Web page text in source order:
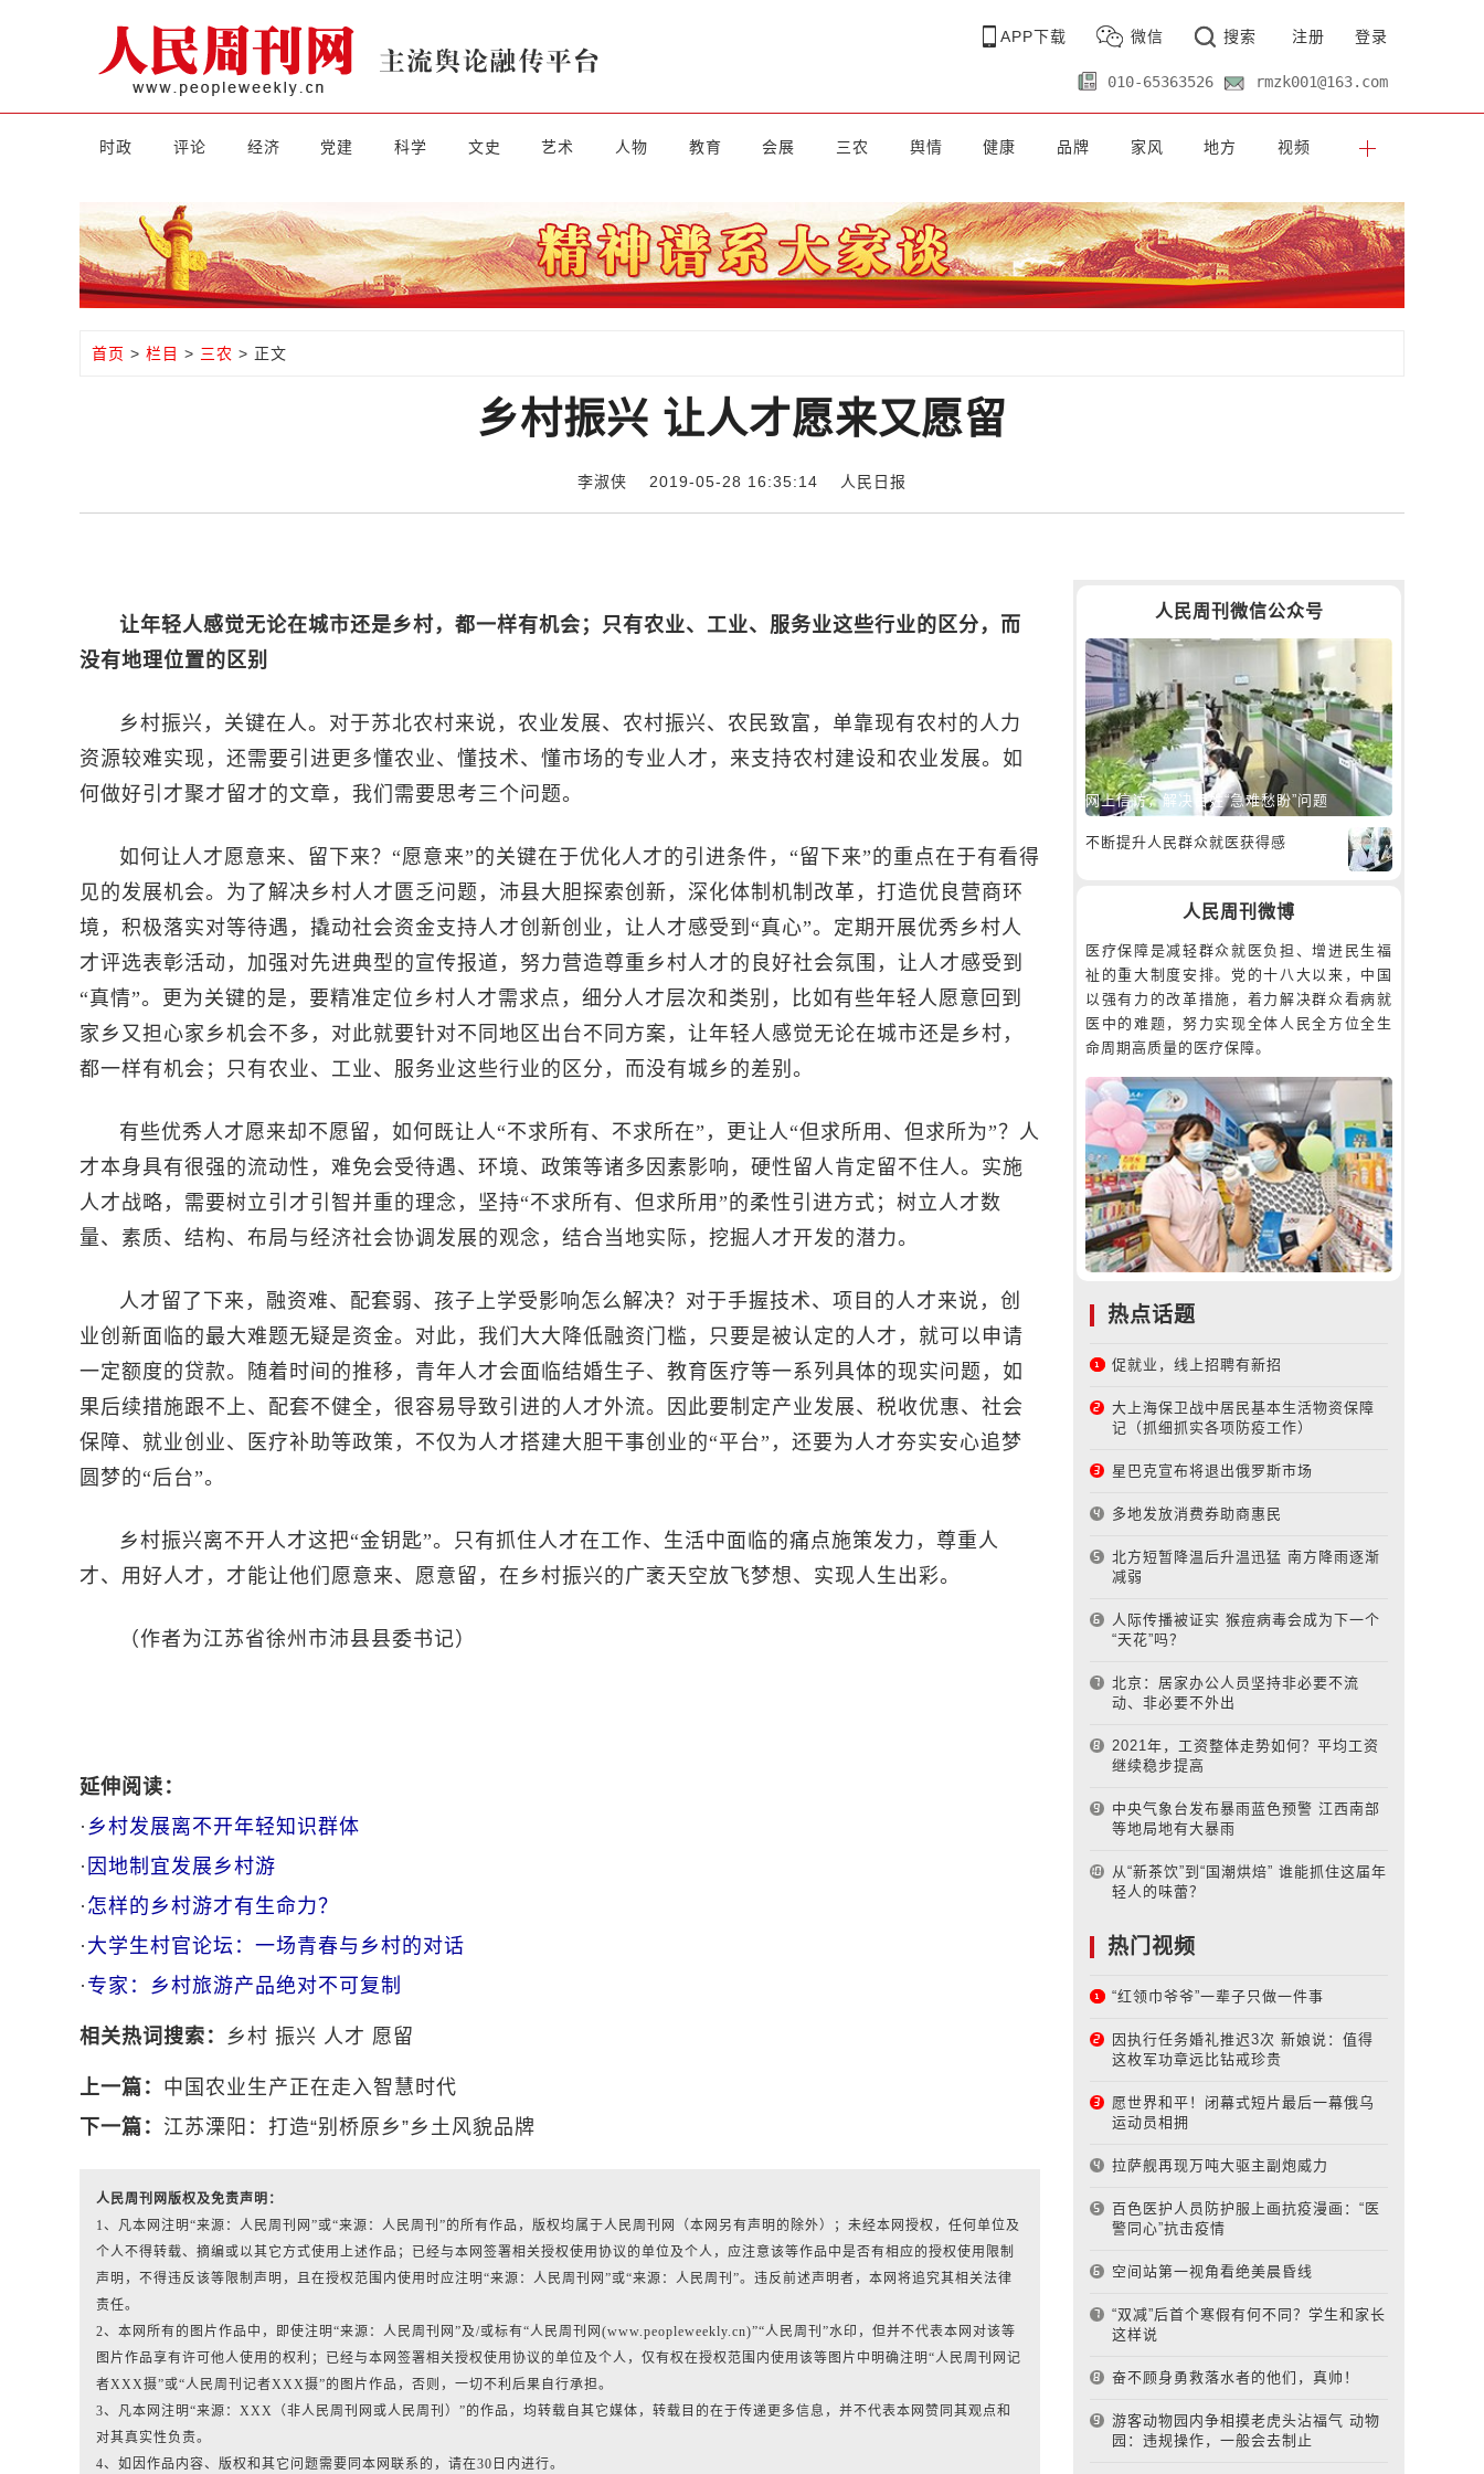
APP下载 微信 搜索 注册 登录
010-65363526 rmzk001@163.com
时政 评论 经济 党建 科学 文史 艺术 人物 教育 会展 三农 舆情 健康 品牌 家风 地方 视频
首页 > 栏目 > 三农 > 正文
乡村振兴 让人才愿来又愿留
李淑侠 2019-05-28 16:35:14 人民日报
让年轻人感觉无论在城市还是乡村，都一样有机会；只有农业、工业、服务业这些行业的区分，而
没有地理位置的区别
乡村振兴，关键在人。对于苏北农村来说，农业发展、农村振兴、农民致富，单靠现有农村的人力
资源较难实现，还需要引进更多懂农业、懂技术、懂市场的专业人才，来支持农村建设和农业发展。如
何做好引才聚才留才的文章，我们需要思考三个问题。
如何让人才愿意来、留下来？“愿意来”的关键在于优化人才的引进条件，“留下来”的重点在于有看得
见的发展机会。为了解决乡村人才匮乏问题，沛县大胆探索创新，深化体制机制改革，打造优良营商环
境，积极落实对等待遇，撬动社会资金支持人才创新创业，让人才感受到“真心”。定期开展优秀乡村人
才评选表彰活动，加强对先进典型的宣传报道，努力营造尊重乡村人才的良好社会氛围，让人才感受到
“真情”。更为关键的是，要精准定位乡村人才需求点，细分人才层次和类别，比如有些年轻人愿意回到
家乡又担心家乡机会不多，对此就要针对不同地区出台不同方案，让年轻人感觉无论在城市还是乡村，
都一样有机会；只有农业、工业、服务业这些行业的区分，而没有城乡的差别。
有些优秀人才愿来却不愿留，如何既让人“不求所有、不求所在”，更让人“但求所用、但求所为”？人
才本身具有很强的流动性，难免会受待遇、环境、政策等诸多因素影响，硬性留人肯定留不住人。实施
人才战略，需要树立引才引智并重的理念，坚持“不求所有、但求所用”的柔性引进方式；树立人才数
量、素质、结构、布局与经济社会协调发展的观念，结合当地实际，挖掘人才开发的潜力。
人才留了下来，融资难、配套弱、孩子上学受影响怎么解决？对于手握技术、项目的人才来说，创
业创新面临的最大难题无疑是资金。对此，我们大大降低融资门槛，只要是被认定的人才，就可以申请
一定额度的贷款。随着时间的推移，青年人才会面临结婚生子、教育医疗等一系列具体的现实问题，如
果后续措施跟不上、配套不健全，很容易导致引进的人才外流。因此要制定产业发展、税收优惠、社会
保障、就业创业、医疗补助等政策，不仅为人才搭建大胆干事创业的“平台”，还要为人才夯实安心追梦
圆梦的“后台”。
乡村振兴离不开人才这把“金钥匙”。只有抓住人才在工作、生活中面临的痛点施策发力，尊重人
才、用好人才，才能让他们愿意来、愿意留，在乡村振兴的广袤天空放飞梦想、实现人生出彩。
（作者为江苏省徐州市沛县县委书记）
延伸阅读：
· 乡村发展离不开年轻知识群体
· 因地制宜发展乡村游
· 怎样的乡村游才有生命力？
· 大学生村官论坛：一场青春与乡村的对话
· 专家：乡村旅游产品绝对不可复制
相关热词搜索： 乡村 振兴 人才 愿留
上一篇： 中国农业生产正在走入智慧时代
下一篇： 江苏溧阳：打造“别桥原乡”乡土风貌品牌
人民周刊网版权及免责声明：
1、凡本网注明“来源：人民周刊网”或“来源：人民周刊”的所有作品，版权均属于人民周刊网（本网另有声明的除外）；未经本网授权，任何单位及
个人不得转载、摘编或以其它方式使用上述作品；已经与本网签署相关授权使用协议的单位及个人，应注意该等作品中是否有相应的授权使用限制
声明，不得违反该等限制声明，且在授权范围内使用时应注明“来源：人民周刊网”或“来源：人民周刊”。违反前述声明者，本网将追究其相关法律
责任。
2、本网所有的图片作品中，即使注明“来源：人民周刊网”及/或标有“人民周刊网(www.peopleweekly.cn)”“人民周刊”水印，但并不代表本网对该等
图片作品享有许可他人使用的权利；已经与本网签署相关授权使用协议的单位及个人，仅有权在授权范围内使用该等图片中明确注明“人民周刊网记
者XXX摄”或“人民周刊记者XXX摄”的图片作品，否则，一切不利后果自行承担。
3、凡本网注明“来源：XXX（非人民周刊网或人民周刊）”的作品，均转载自其它媒体，转载目的在于传递更多信息，并不代表本网赞同其观点和
对其真实性负责。
4、如因作品内容、版权和其它问题需要同本网联系的，请在30日内进行。
人民周刊微信公众号
网上信访，解决百姓“急难愁盼”问题
不断提升人民群众就医获得感
人民周刊微博
医疗保障是减轻群众就医负担、增进民生福
祉的重大制度安排。党的十八大以来，中国
以强有力的改革措施，着力解决群众看病就
医中的难题，努力实现全体人民全方位全生
命周期高质量的医疗保障。
热点话题
促就业，线上招聘有新招
大上海保卫战中居民基本生活物资保障
记（抓细抓实各项防疫工作）
星巴克宣布将退出俄罗斯市场
多地发放消费券助商惠民
北方短暂降温后升温迅猛 南方降雨逐渐
减弱
人际传播被证实 猴痘病毒会成为下一个
“天花”吗？
北京：居家办公人员坚持非必要不流
动、非必要不外出
2021年，工资整体走势如何？平均工资
继续稳步提高
中央气象台发布暴雨蓝色预警 江西南部
等地局地有大暴雨
从“新茶饮”到“国潮烘焙” 谁能抓住这届年
轻人的味蕾？
热门视频
“红领巾爷爷”一辈子只做一件事
因执行任务婚礼推迟3次 新娘说：值得
这枚军功章远比钻戒珍贵
愿世界和平！闭幕式短片最后一幕俄乌
运动员相拥
拉萨舰再现万吨大驱主副炮威力
百色医护人员防护服上画抗疫漫画：“医
警同心”抗击疫情
空间站第一视角看绝美晨昏线
“双减”后首个寒假有何不同？学生和家长
这样说
奋不顾身勇救落水者的他们，真帅！
游客动物园内争相摸老虎头沾福气 动物
园：违规操作，一般会去制止